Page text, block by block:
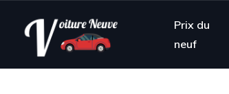
Prix du
neuf